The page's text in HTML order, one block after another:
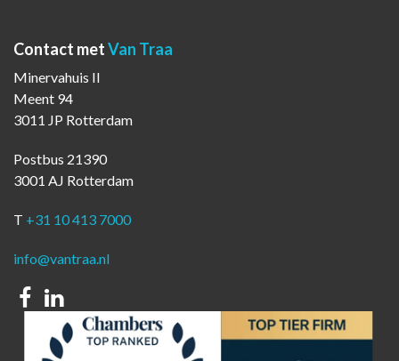
Contact metVan Traa
Minervahuis II
Meent 94
3011 JP Rotterdam
Postbus 21390
3001 AJ Rotterdam
T +31 10 413 7000
info@vantraa.nl
Facebook
Linkedin